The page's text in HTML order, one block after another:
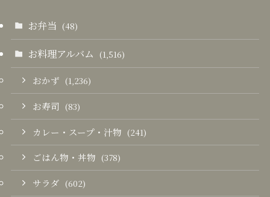
お弁当 (48)
お料理アルバム (1,516)
おかず (1,236)
お寿司 (83)
カレー・スープ・汁物 (241)
ごはん物・丼物 (378)
サラダ (602)